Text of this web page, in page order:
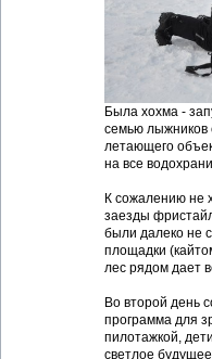
Была хохма -
семью лыжников
летающего
на все
К сожалению не
заезды
были далеко не
площадки
лес рядом дает
Во второй день
программа для
пилотажкой,
светлое